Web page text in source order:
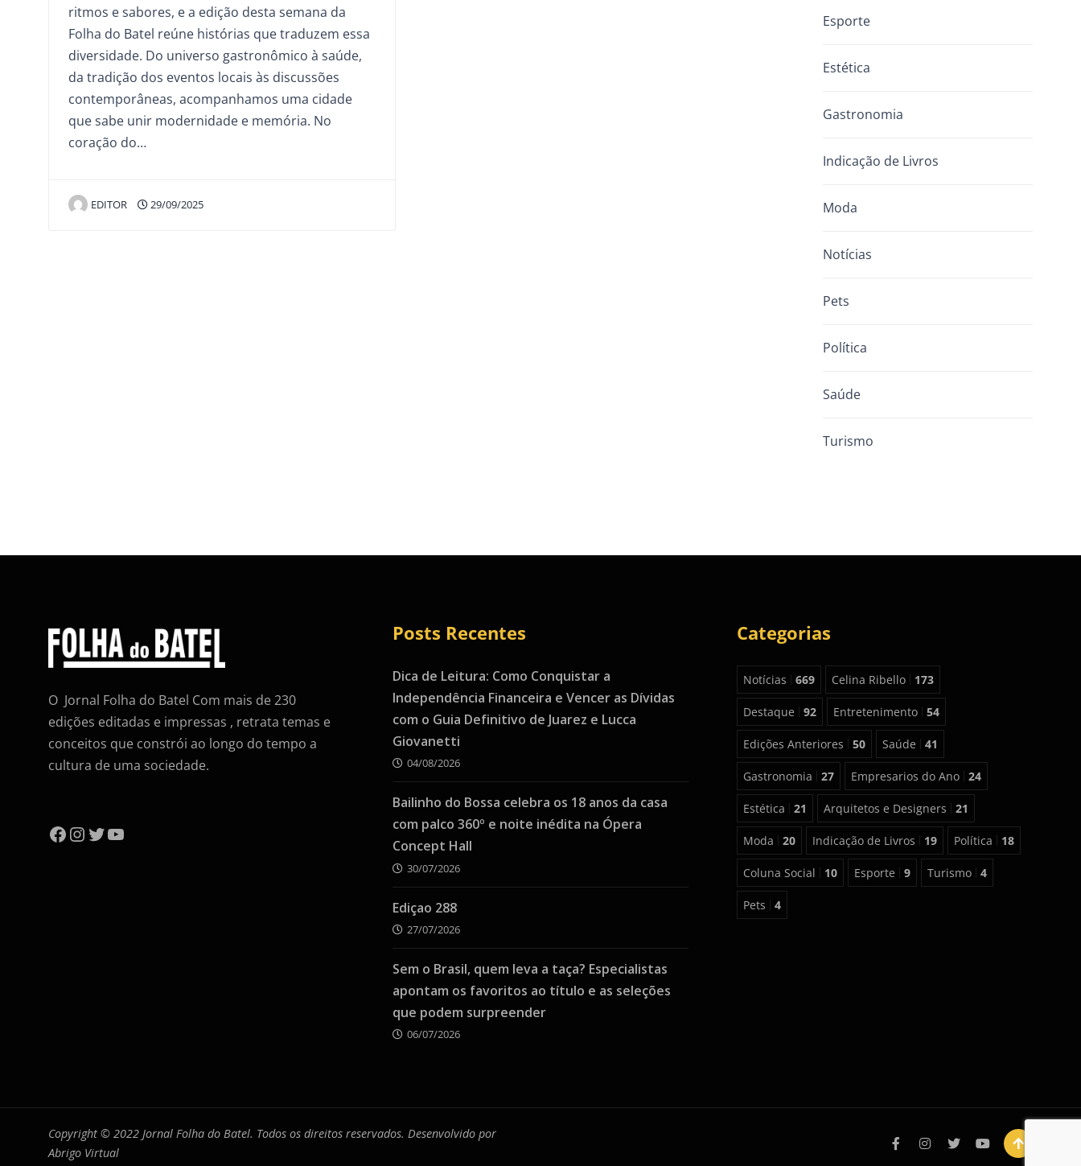
ritmos e sabores, e a edição desta semana da
Folha do Batel reúne histórias que traduzem essa
diversidade. Do universo gastronômico à saúde,
da tradição dos eventos locais às discussões
contemporâneas, acompanhamos uma cidade
que sabe unir modernidade e memória. No
coração do…
EDITOR 29/09/2025
Esporte
Estética
Gastronomia
Indicação de Livros
Moda
Notícias
Pets
Política
Saúde
Turismo
O Jornal Folha do Batel Com mais de 230
edições editadas e impressas , retrata temas e
conceitos que constrói ao longo do tempo a
cultura de uma sociedade.
Facebook
Instagram
Twitter
YouTube
Posts Recentes
Dica de Leitura: Como Conquistar a
Independência Financeira e Vencer as Dívidas
com o Guia Definitivo de Juarez e Lucca
Giovanetti
04/08/2026
Bailinho do Bossa celebra os 18 anos da casa
com palco 360º e noite inédita na Ópera
Concept Hall
30/07/2026
Ediçao 288
27/07/2026
Sem o Brasil, quem leva a taça? Especialistas
apontam os favoritos ao título e as seleções
que podem surpreender
06/07/2026
Categorias
Notícias 669 Celina Ribello 173
Destaque 92 Entretenimento 54
Edições Anteriores 50 Saúde 41
Gastronomia 27 Empresarios do Ano 24
Estética 21 Arquitetos e Designers 21
Moda 20 Indicação de Livros 19 Política 18
Coluna Social 10 Esporte 9 Turismo 4
Pets 4
Copyright © 2022 Jornal Folha do Batel. Todos os direitos reservados. Desenvolvido por
Abrigo Virtual